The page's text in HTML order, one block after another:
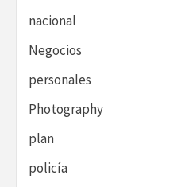
nacional
Negocios
personales
Photography
plan
policía